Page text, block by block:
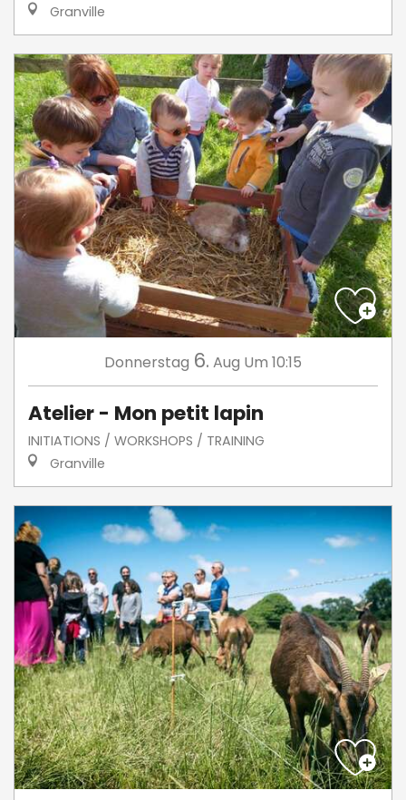
Granville
Donnerstag 6. Aug Um 10:15
Atelier - Mon petit lapin
INITIATIONS / WORKSHOPS / TRAINING
Granville